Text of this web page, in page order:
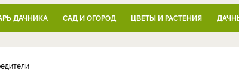
ДАЧНИКА САД И ОГОРОД ЦВЕТЫ И РАСТЕНИЯ